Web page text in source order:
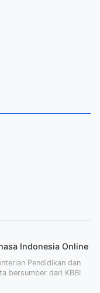
Indonesia Online
Pendidikan dan
bersumber dari KBBI